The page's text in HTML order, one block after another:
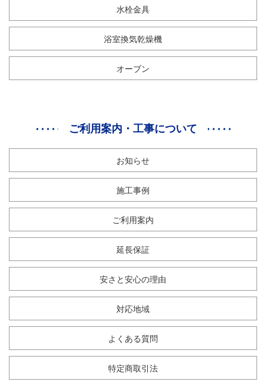
水栓金具
浴室換気乾燥機
オーブン
ご利用案内・工事について
お知らせ
施工事例
ご利用案内
延長保証
安さと安心の理由
対応地域
よくある質問
特定商取引法